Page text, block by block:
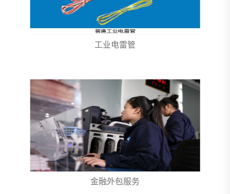
工业电雷管
金融外包服务